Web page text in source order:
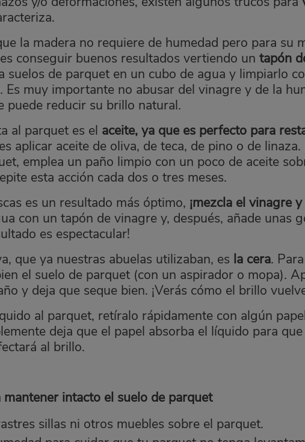
la madera no requiere de humedad pero para su
conseguir buenos resultados vertiendo un tapón
suelos de parquet en un cubo de agua y limpiarlo
Es muy importante no abusar del vinagre y de la
puede reducir su brillo natural.
al parquet es el aceite, ya que es perfecto para
aplicar aceite de oliva, de teca, de pino o de
emplea un paño limpio con un poco de aceite
esta acción cada dos o tres meses.
es un resultado más óptimo, ¡mezcla el vinagre
con un tapón de vinagre y, después, añade unas
es espectacular!
que ya nuestras abuelas utilizaban, es la cera.
el suelo de parquet (con un aspirador o mopa).
y deja que seque bien. ¡Verás cómo el brillo
al parquet, retíralo rápidamente con algún
deja que el papel absorba el líquido para
al brillo.
mantener intacto el suelo de parquet
sillas ni otros muebles sobre el parquet.